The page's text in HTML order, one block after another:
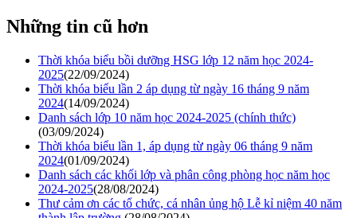
Những tin cũ hơn
Thời khóa biểu bồi dưỡng HSG lớp 12 năm học 2024-
2025(22/09/2024)
Thời khóa biểu lần 2 áp dụng từ ngày 16 tháng 9 năm
2024(14/09/2024)
Danh sách lớp 10 năm học 2024-2025 (chính thức)
(03/09/2024)
Thời khóa biểu lần 1, áp dụng từ ngày 06 tháng 9 năm
2024(01/09/2024)
Danh sách các khối lớp và phân công phòng học năm học
2024-2025(28/08/2024)
Thư cảm ơn các tổ chức, cá nhân ủng hộ Lễ kỉ niệm 40 năm